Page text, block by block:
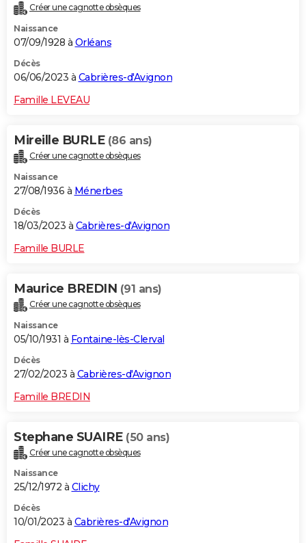
Créer une cagnotte obsèques
Naissance
07/09/1928 à Orléans
Décès
06/06/2023 à Cabrières-d'Avignon
Famille LEVEAU
Mireille BURLE (86 ans)
Créer une cagnotte obsèques
Naissance
27/08/1936 à Ménerbes
Décès
18/03/2023 à Cabrières-d'Avignon
Famille BURLE
Maurice BREDIN (91 ans)
Créer une cagnotte obsèques
Naissance
05/10/1931 à Fontaine-lès-Clerval
Décès
27/02/2023 à Cabrières-d'Avignon
Famille BREDIN
Stephane SUAIRE (50 ans)
Créer une cagnotte obsèques
Naissance
25/12/1972 à Clichy
Décès
10/01/2023 à Cabrières-d'Avignon